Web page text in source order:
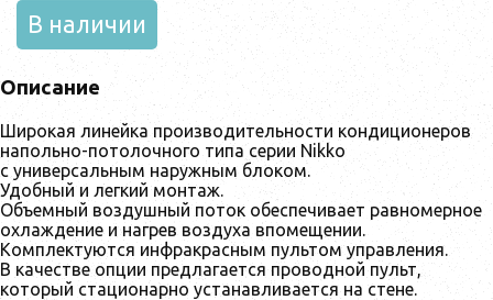
В наличии
Описание
Широкая линейка производительности кондиционеров
напольно-потолочного типа серии Nikko
с универсальным наружным блоком.
Удобный и легкий монтаж.
Объемный воздушный поток обеспечивает равномерное
охлаждение и нагрев воздуха впомещении.
Комплектуются инфракрасным пультом управления.
В качестве опции предлагается проводной пульт,
который стационарно устанавливается на стене.